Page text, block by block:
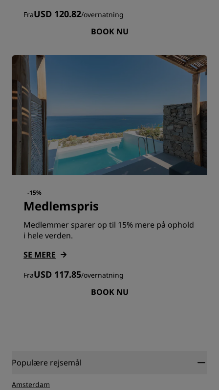
FraUSD 120.82/overnatning
BOOK NU
-15%
Medlemspris
Medlemmer sparer op til 15% mere på ophold
i hele verden.
SE MERE
FraUSD 117.85/overnatning
BOOK NU
Populære rejsemål
Amsterdam